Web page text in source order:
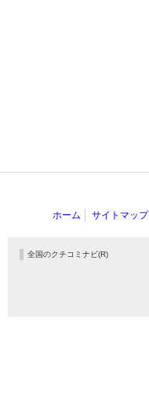
ホーム サイトマップ
全国のクチコミナビ(R)